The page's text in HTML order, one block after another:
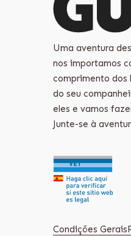
Uma aventura
nos importamos
comprimento dos
do seu
eles e vamos
Junte-se à
Condições Gerais